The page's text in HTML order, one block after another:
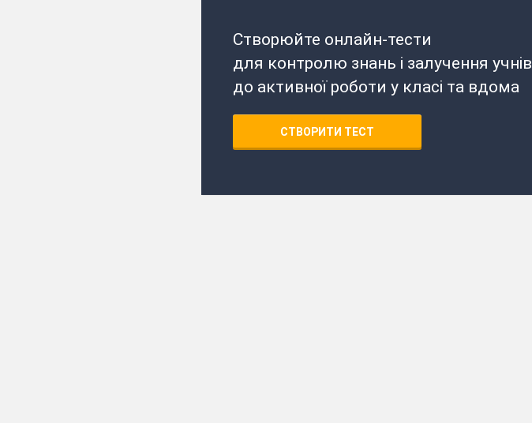
Створюйте онлайн-тести
для контролю знань і залучення учнів
до активної роботи у класі та вдома
СТВОРИТИ ТЕСТ